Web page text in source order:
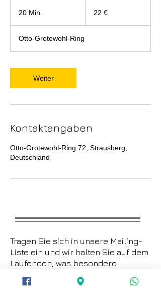
20 Min.
i
n
22 €
Otto-Grotewohl-Ring
Weiter
Kontaktangaben
Otto-Grotewohl-Ring 72, Strausberg,
Deutschland
Tragen Sie sich in unsere Mailing-
Liste ein und wir halten Sie auf dem
Laufenden, was besondere
Ereignisse, Aktualisierungen,
Rabatte und Sonderangebote